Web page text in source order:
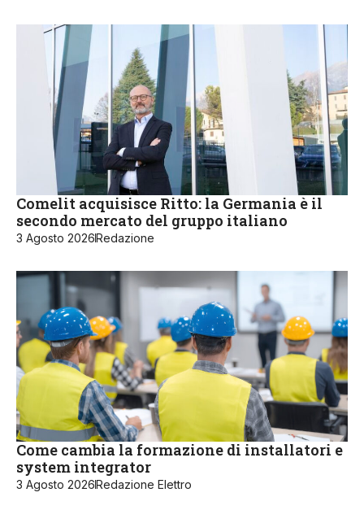
Comelit acquisisce Ritto: la Germania è il
secondo mercato del gruppo italiano
3 Agosto 2026Redazione
Come cambia la formazione di installatori e
system integrator
3 Agosto 2026Redazione Elettro